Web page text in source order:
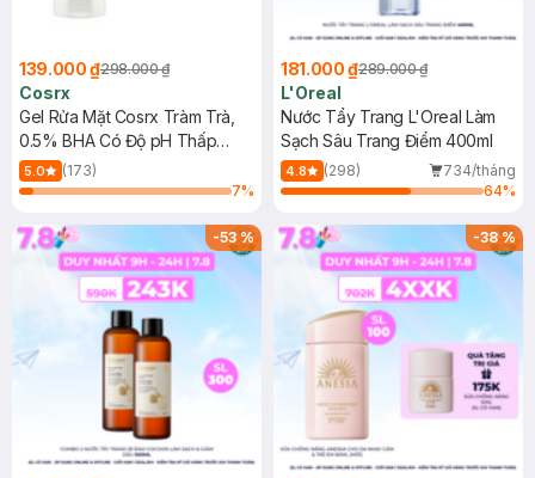
139.000 ₫298.000 ₫
Cosrx
Gel Rửa Mặt Cosrx Tràm Trà,
0.5% BHA Có Độ pH Thấp
150ml
5.0
(173)
7%
181.000 ₫289.000 ₫
L'Oreal
Nước Tẩy Trang L'Oreal Làm
Sạch Sâu Trang Điểm 400ml
4.8 (298)
734/tháng
64%
-53% -38%